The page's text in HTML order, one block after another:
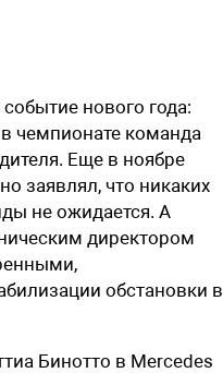
нового года:
чемпионате команда
Еще в ноябре
заявлял, что никаких
не ожидается. А
директором
обстановки в
Бинотто в Mercedes